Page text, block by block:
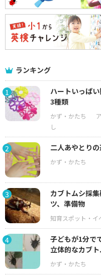
ランキング
1
ハートいっぱ
3種類
2 二人あやとり
3
カブトムシ採
ツ、準備物
4
子どもが1分で
立体的なカブ